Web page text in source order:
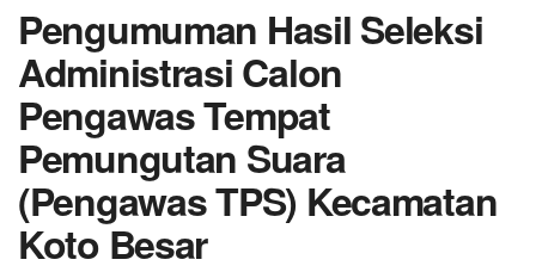
Pengumuman Hasil Seleksi
Administrasi Calon
Pengawas Tempat
Pemungutan Suara
(Pengawas TPS) Kecamatan
Koto Besar